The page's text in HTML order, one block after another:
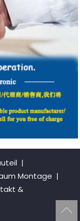
|
Montage |
&